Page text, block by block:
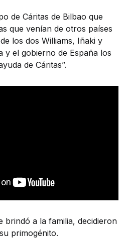
de Cáritas de Bilbao que
que venían de otros países
los dos Williams, Iñaki y
y el gobierno de España los
de Cáritas”.
brindó a la familia, decidieron
primogénito.